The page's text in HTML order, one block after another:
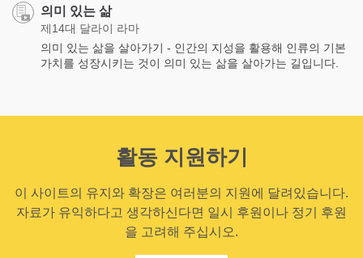
의미 있는 삶
제14대 달라이 라마
의미 있는 삶을 살아가기 - 인간의 지성을 활용해 인류의 기본
가치를 성장시키는 것이 의미 있는 삶을 살아가는 길입니다.
활동 지원하기
이 사이트의 유지와 확장은 여러분의 지원에 달려있습니다.
자료가 유익하다고 생각하신다면 일시 후원이나 정기 후원
을 고려해 주십시오.